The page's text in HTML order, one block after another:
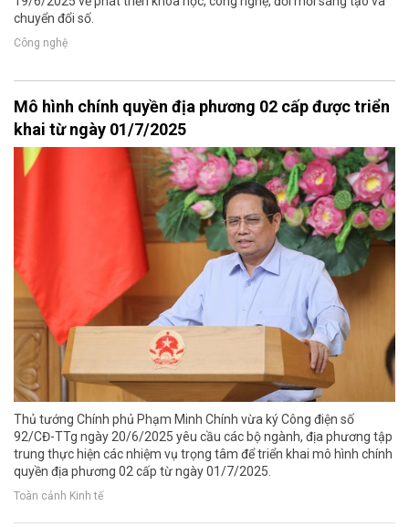
chuyển đổi số.
Công nghệ
Mô hình chính quyền địa phương 02 cấp được triển
khai từ ngày 01/7/2025
Thủ tướng Chính phủ Phạm Minh Chính vừa ký Công điện số
92/CĐ-TTg ngày 20/6/2025 yêu cầu các bộ ngành, địa phương tập
trung thực hiện các nhiệm vụ trọng tâm để triển khai mô hình chính
quyền địa phương 02 cấp từ ngày 01/7/2025.
Toàn cảnh Kinh tế